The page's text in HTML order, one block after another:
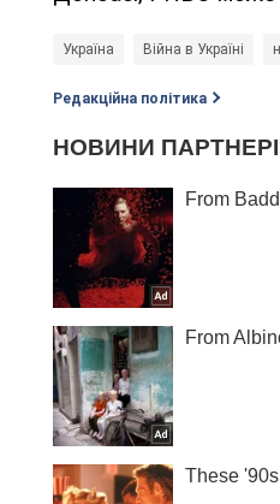
Україна Війна в Україні
Редакційна політика